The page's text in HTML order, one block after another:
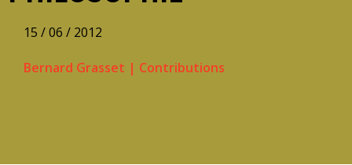
15 / 06 / 2012
Bernard Grasset | Contributions